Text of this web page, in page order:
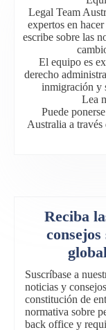
Legal Team
expertos en
escribe sobre las
El equipo es
derecho
inmigración y
Lea
Puede
Australia a través
Reciba
Suscríbase a
noticias y
constitución de
normativa sobre
back office y